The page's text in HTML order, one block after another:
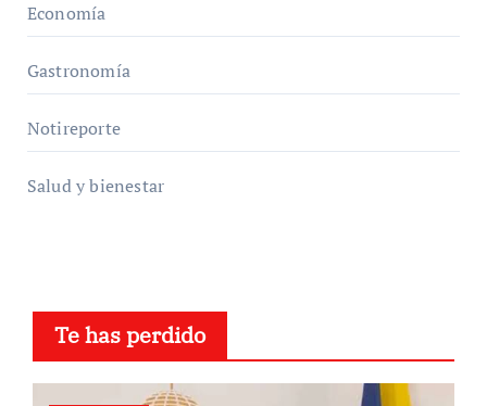
Economía
Gastronomía
Notireporte
Salud y bienestar
Te has perdido